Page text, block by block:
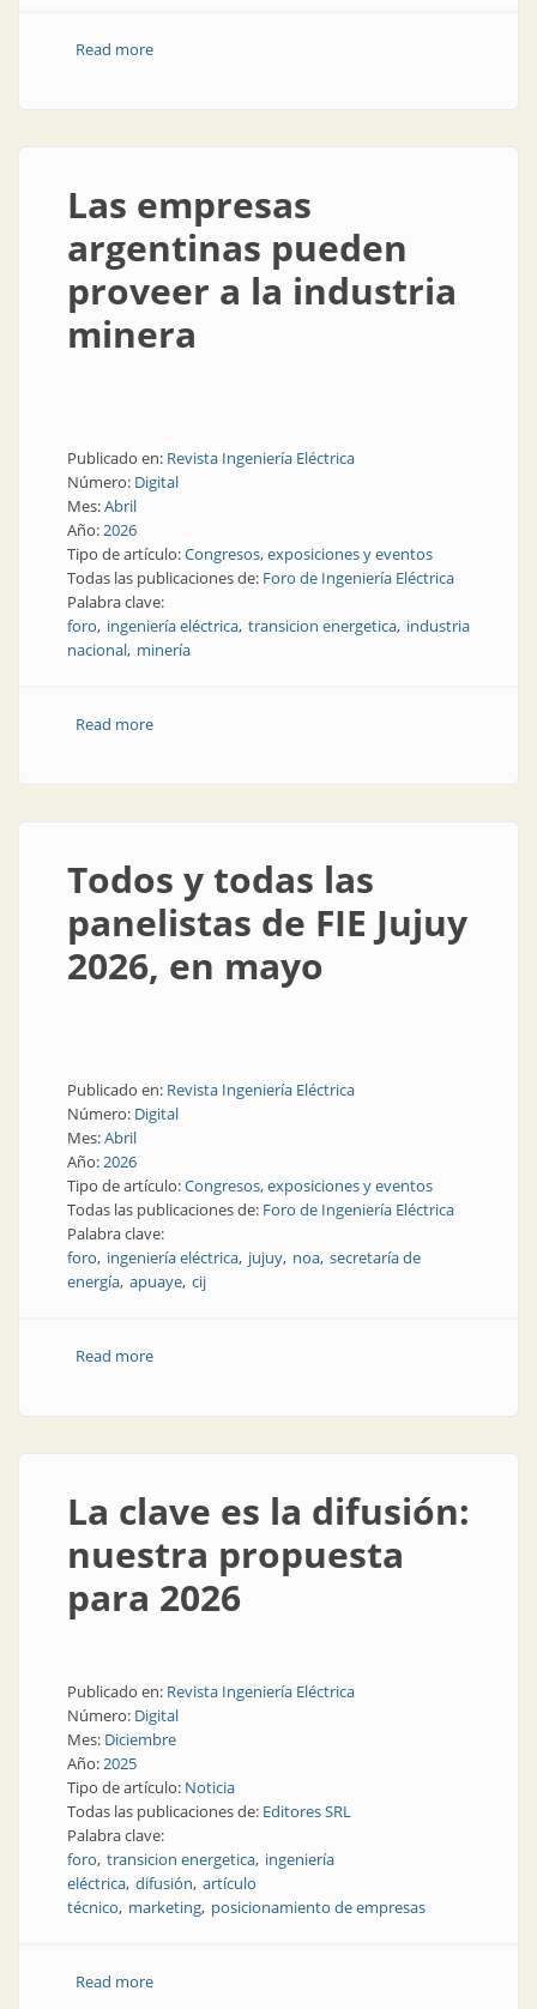
Read moreabout ¡Ya empieza! 20 y 21 de mayo, foro en Jujuy
Las empresas
argentinas pueden
proveer a la industria
minera
Publicado en: Revista Ingeniería Eléctrica
Número: Digital
Mes:Abril
Año:2026
Tipo de artículo:Congresos, exposiciones y eventos
Todas las publicaciones de: Foro de Ingeniería Eléctrica
Palabra clave:
foro ingeniería eléctrica transicion energetica industria
nacional minería
Read moreabout Las empresas argentinas pueden proveer a la
Todos y todas las
panelistas de FIE Jujuy
2026, en mayo
Publicado en: Revista Ingeniería Eléctrica
Número: Digital
Mes:Abril
Año:2026
Tipo de artículo:Congresos, exposiciones y eventos
Todas las publicaciones de: Foro de Ingeniería Eléctrica
Palabra clave:
foro ingeniería eléctrica jujuy noa secretaría de
energía apuaye cij
Read moreabout Todos y todas las panelistas de FIE Jujuy 2026,
La clave es la difusión:
nuestra propuesta
para 2026
Publicado en: Revista Ingeniería Eléctrica
Número: Digital
Mes: Diciembre
Año:2025
Tipo de artículo: Noticia
Todas las publicaciones de: Editores SRL
Palabra clave:
foro transicion energetica ingeniería
eléctrica difusión artículo
técnico marketing posicionamiento de empresas
Read moreabout La clave es la difusión: nuestra propuesta para